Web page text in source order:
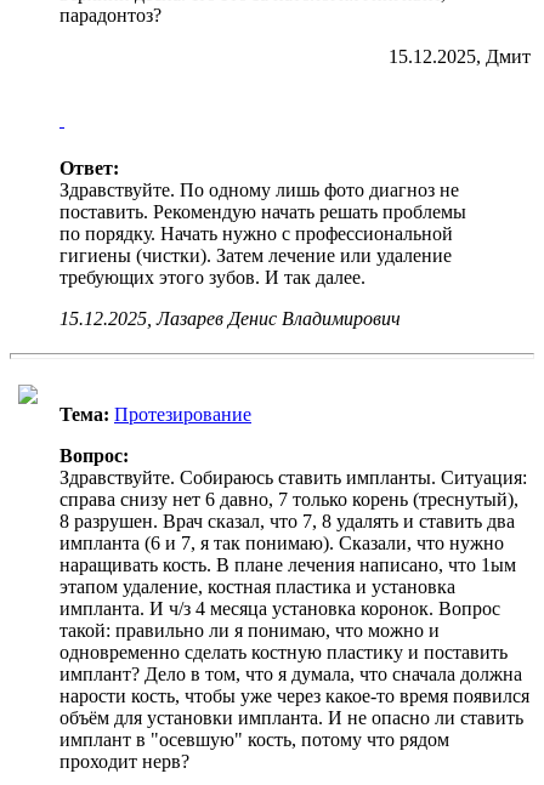
парадонтоз?
15.12.2025, Дмит
Ответ:
Здравствуйте. По одному лишь фото диагноз не
поставить. Рекомендую начать решать проблемы
по порядку. Начать нужно с профессиональной
гигиены (чистки). Затем лечение или удаление
требующих этого зубов. И так далее.
15.12.2025, Лазарев Денис Владимирович
Тема: Протезирование
Вопрос:
Здравствуйте. Собираюсь ставить импланты. Ситуация:
справа снизу нет 6 давно, 7 только корень (треснутый),
8 разрушен. Врач сказал, что 7, 8 удалять и ставить два
импланта (6 и 7, я так понимаю). Сказали, что нужно
наращивать кость. В плане лечения написано, что 1ым
этапом удаление, костная пластика и установка
импланта. И ч/з 4 месяца установка коронок. Вопрос
такой: правильно ли я понимаю, что можно и
одновременно сделать костную пластику и поставить
имплант? Дело в том, что я думала, что сначала должна
нарости кость, чтобы уже через какое-то время появился
объём для установки импланта. И не опасно ли ставить
имплант в "осевшую" кость, потому что рядом
проходит нерв?